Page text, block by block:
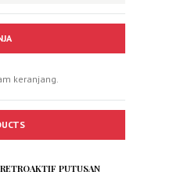
keranjang.
PUTUSAN